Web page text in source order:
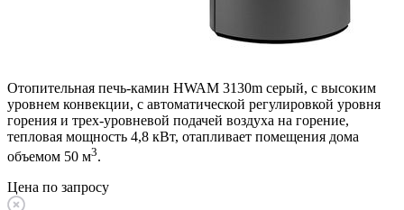
Отопительная печь-камин HWAM 3130m серый, с высоким
уровнем конвекции, с автоматической регулировкой уровня
горения и трех-уровневой подачей воздуха на горение,
тепловая мощность 4,8 кВт, отапливает помещения дома
объемом 50 м3.
Цена по запросу